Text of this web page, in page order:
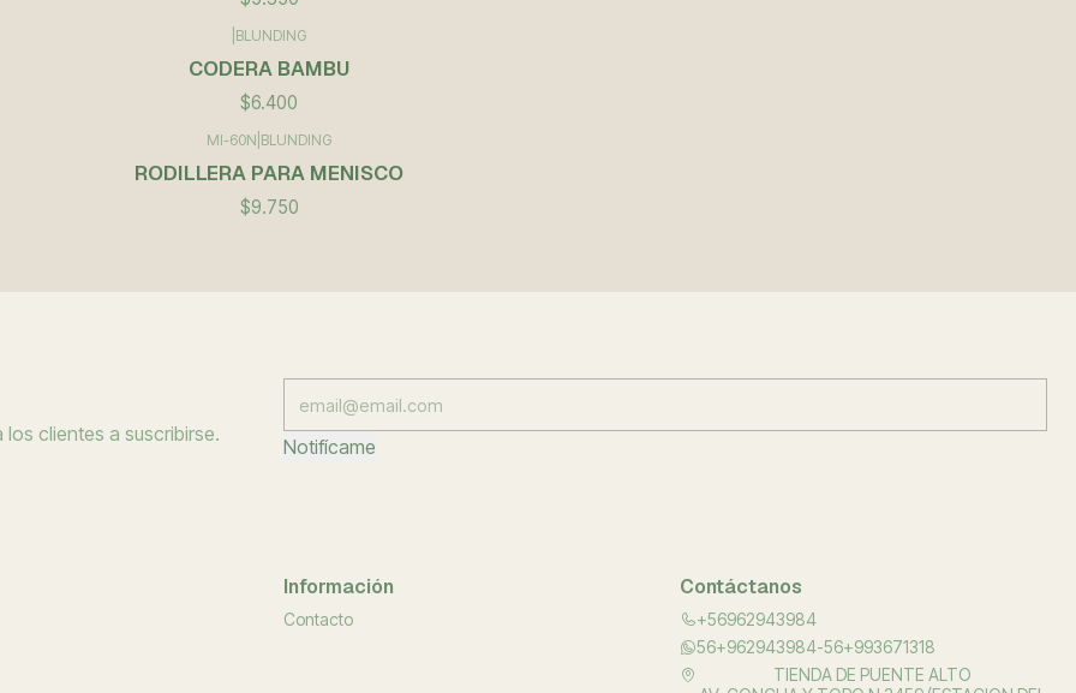
BLUNDING
CODERA BAMBU
$6.400
MI-60N BLUNDING
RODILLERA PARA MENISCO
$9.750
clientes a suscribirse.
Notifícame
Información
Contacto
Contáctanos
+56962943984
56+962943984-56+993671318
TIENDA DE PUENTE ALTO